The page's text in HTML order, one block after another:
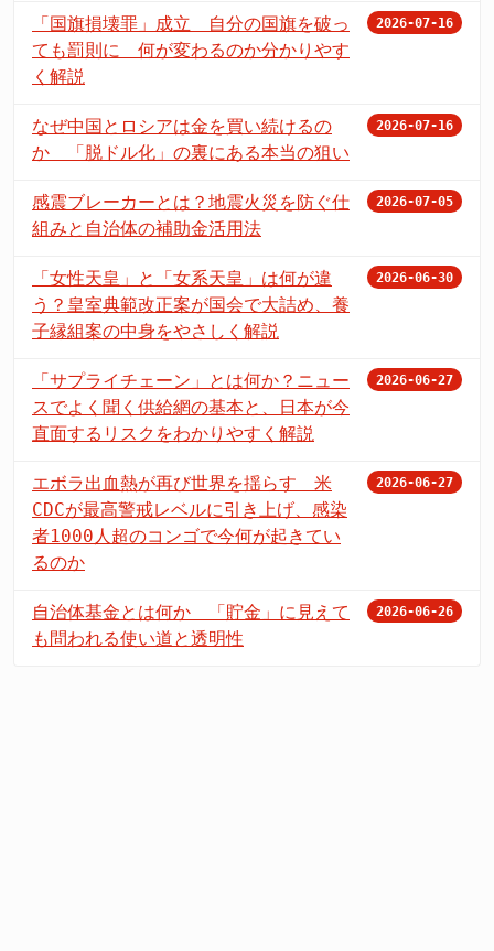
「国旗損壊罪」成立 自分の国旗を破っ
ても罰則に 何が変わるのか分かりやす
く解説
2026-07-16
なぜ中国とロシアは金を買い続けるの
か 「脱ドル化」の裏にある本当の狙い
2026-07-16
感震ブレーカーとは？地震火災を防ぐ仕
組みと自治体の補助金活用法
2026-07-05
「女性天皇」と「女系天皇」は何が違
う？皇室典範改正案が国会で大詰め、養
子縁組案の中身をやさしく解説
2026-06-30
「サプライチェーン」とは何か？ニュー
スでよく聞く供給網の基本と、日本が今
直面するリスクをわかりやすく解説
2026-06-27
エボラ出血熱が再び世界を揺らす 米
CDCが最高警戒レベルに引き上げ、感染
者1000人超のコンゴで今何が起きてい
るのか
2026-06-27
自治体基金とは何か 「貯金」に見えて
も問われる使い道と透明性
2026-06-26